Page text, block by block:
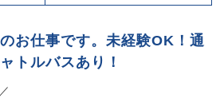
お仕事です。未経験OK！通
トルバスあり！